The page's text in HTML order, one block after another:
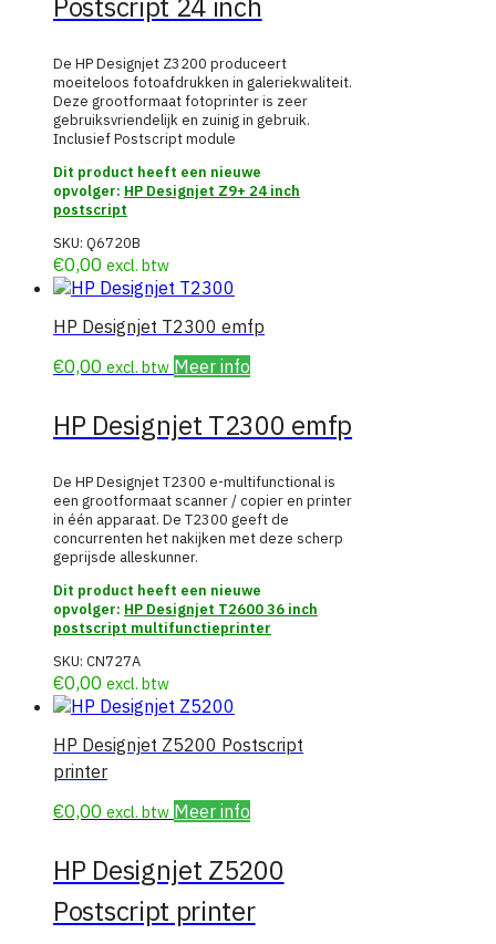
De HP Designjet Z3200 produceert
moeiteloos fotoafdrukken in galeriekwaliteit.
Deze grootformaat fotoprinter is zeer
gebruiksvriendelijk en zuinig in gebruik.
Inclusief Postscript module
Dit product heeft een nieuwe
opvolger: HP Designjet Z9+ 24 inch
postscript
SKU: Q6720B
€0,00 excl. btw
HP Designjet T2300 emfp
€0,00 excl. btw Meer info
HP Designjet T2300 emfp
De HP Designjet T2300 e-multifunctional is
een grootformaat scanner / copier en printer
in één apparaat. De T2300 geeft de
concurrenten het nakijken met deze scherp
geprijsde alleskunner.
Dit product heeft een nieuwe
opvolger: HP Designjet T2600 36 inch
postscript multifunctieprinter
SKU: CN727A
€0,00 excl. btw
HP Designjet Z5200 Postscript
printer
€0,00 excl. btw Meer info
HP Designjet Z5200
Postscript printer